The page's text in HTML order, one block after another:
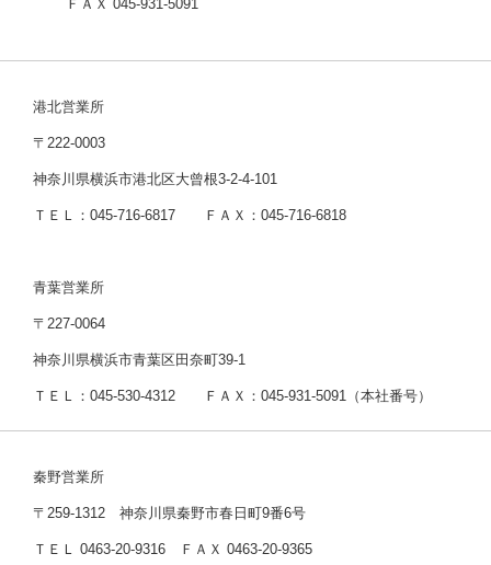
ＦＡＸ 045-931-5091
港北営業所
〒222-0003
神奈川県横浜市港北区大曾根3-2-4-101
ＴＥＬ：045-716-6817 ＦＡＸ：045-716-6818
青葉営業所
〒227-0064
神奈川県横浜市青葉区田奈町39-1
ＴＥＬ：045-530-4312 ＦＡＸ：045-931-5091（本社番号）
秦野営業所
〒259-1312 神奈川県秦野市春日町9番6号
ＴＥＬ 0463-20-9316 ＦＡＸ 0463-20-9365